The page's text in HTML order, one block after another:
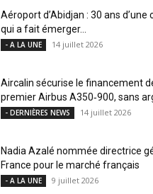
Aéroport d’Abidjan : 30 ans d’une
qui a fait émerger...
- A LA UNE 14 juillet 2026
Aircalin sécurise le financement
premier Airbus A350‑900, sans
- DERNIÈRES NEWS 14 juillet 2026
Nadia Azalé nommée directrice
France pour le marché français
- A LA UNE 9 juillet 2026